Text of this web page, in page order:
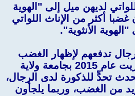
لديهن ميل إلى "الهوية
أكثر من الإناث اللواتي
الأنثوية".
وجدت دراسة، أجريت عام 2015 بجامعة ولاية
يحدث تحدٍّ للذكورة لدى الرجال،
من الغضب، وربما يلجأون